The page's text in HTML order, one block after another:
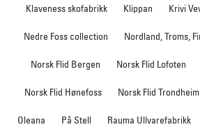
Klaveness skofabrikk Klippan Krivi
Nedre Foss collection Nordland, Troms,
Norsk Flid Bergen Norsk Flid Lofoten
Norsk Flid Hønefoss Norsk Flid Trondheim
Oleana På Stell Rauma Ullvarefabrikk